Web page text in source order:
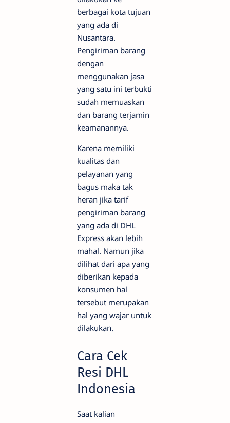
berbagai kota tujuan
yang ada di
Nusantara.
Pengiriman barang
dengan
menggunakan jasa
yang satu ini terbukti
sudah memuaskan
dan barang terjamin
keamanannya.
Karena memiliki
kualitas dan
pelayanan yang
bagus maka tak
heran jika tarif
pengiriman barang
yang ada di DHL
Express akan lebih
mahal. Namun jika
dilihat dari apa yang
diberikan kepada
konsumen hal
tersebut merupakan
hal yang wajar untuk
dilakukan.
Cara Cek
Resi DHL
Indonesia
Saat kalian